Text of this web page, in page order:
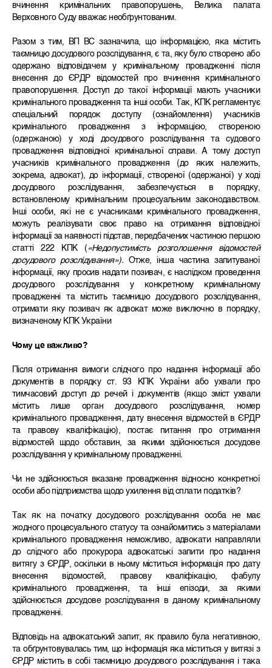
вчинення кримінальних правопорушень, Велика палата
Верховного Суду вважає необґрунтованим.
Разом з тим, ВП ВС зазначила, що інформацією, яка містить
таємницю досудового розслідування, є та, яку було створено або
одержано відповідачем у кримінальному провадженні після
внесення до ЄРДР відомостей про вчинення кримінального
правопорушення. Доступ до такої інформації мають учасники
кримінального провадження та інші особи. Так, КПК регламентує
спеціальний порядок доступу (ознайомлення) учасників
кримінального провадження з інформацією, створеною
(одержаною) у ході досудового розслідування та судового
провадження відповідної кримінальної справи. А тому доступ
учасників кримінального провадження (до яких належить,
зокрема, адвокат), до інформації, створеної (одержаної) у ході
досудового розслідування, забезпечується в порядку,
встановленому кримінальним процесуальним законодавством.
Інші особи, які не є учасниками кримінального провадження,
можуть реалізувати своє право на отримання відповідної
інформації за наявності підстав, передбачених частиною першою
статті 222 КПК ( «Недопустимість розголошення відомостей
досудового розслідування»). Отже, інша частина запитуваної
інформації, яку просив надати позивач, є наслідком проведення
досудового розслідування у конкретному кримінальному
провадженні та містить таємницю досудового розслідування,
отримати яку позивач як адвокат може виключно в порядку,
визначеному КПК України
Чому це важливо?
Після отримання вимоги слідчого про надання інформації або
документів в порядку ст. 93 КПК України або ухвали про
тимчасовий доступ до речей і документів (якщо зміст ухвали
містить лише орган досудового розслідування, номер
кримінального провадження, дату внесення відомостей в ЄРДР
та правову кваліфікацію), постає питання про отримання
відомостей щодо обставин, за якими здійснюється досудове
розслідування у кримінальному провадженні.
Чи не здійснюється вказане провадження відносно конкретної
особи або підприємства щодо ухилення від сплати податків?
Так як на початку досудового розслідування особа не має
жодного процесуального статусу та ознайомитись з матеріалами
кримінального провадження неможливо, адвокати направляли
до слідчого або прокурора адвокатські запити про надання
витягу з ЄРДР, оскільки в ньому міститься інформація про дату
внесення відомостей, правову кваліфікацію, фабулу
кримінального провадження, та інші епізоди, за якими
здійснюється досудове розслідування в даному кримінальному
провадженні.
Відповідь на адвокатський запит, як правило була негативною,
та обґрунтовувалась тим, що інформація яка міститься у витязі з
ЄРДР містить в собі таємницю досудового розслідування і така